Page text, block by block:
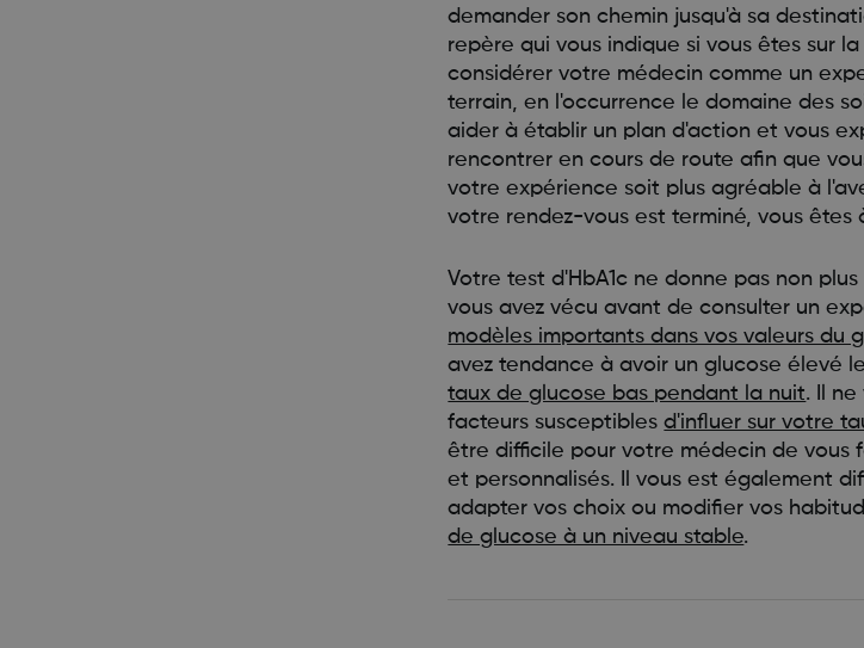
demander son chemin jusqu'à sa
repère qui vous indique si vous êtes sur
considérer votre médecin comme un
terrain, en l'occurrence le domaine des
aider à établir un plan d'action et vous
rencontrer en cours de route afin que
votre expérience soit plus agréable à
votre rendez-vous est terminé, vous êtes
Votre test d'HbA1c ne donne pas non
vous avez vécu avant de consulter un
modèles importants dans vos valeurs du
avez tendance à avoir un glucose élevé
taux de glucose bas pendant la nuit. Il
facteurs susceptiblesd'influer sur votre
être difficile pour votre médecin de vous
et personnalisés. Il vous est également
adapter vos choix ou modifier vos
de glucose à un niveau stable.